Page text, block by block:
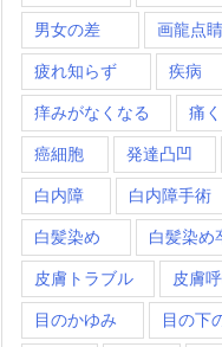
男女の差 画龍点睛
疲れ知らず 疾病
痒みがなくなる 痛
癌細胞 発達凸凹
白内障 白内障手術
白髪染め 白髪染め
皮膚トラブル 皮膚
目のかゆみ 目の下